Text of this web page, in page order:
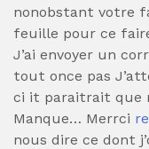
nonobstant votre
feuille pour ce
J’ai envoyer un
tout once pas
ci it paraitrait que
Manque… Merrci
nous dire ce dont